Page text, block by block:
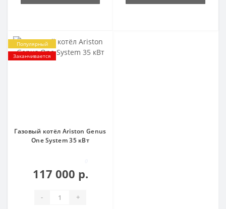
Популярный
Заканчивается
Газовый котёл Ariston Genus
One System 35 кВт
117 000 р.
- +